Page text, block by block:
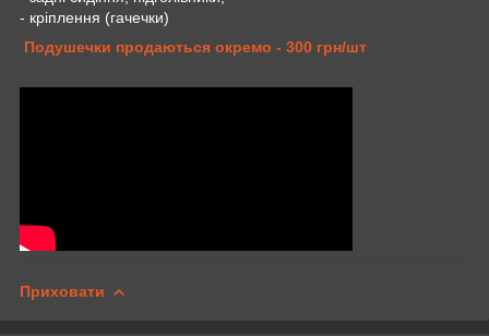
- кріплення (гачечки)
Подушечки продаються окремо - 300 грн/шт
Приховати